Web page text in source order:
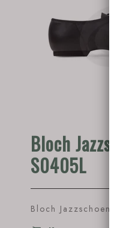
Bloch
S0405L
Bloch Jazzschoen